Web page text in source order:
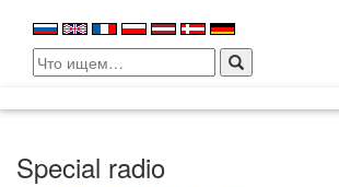
Search
for:
Special radio